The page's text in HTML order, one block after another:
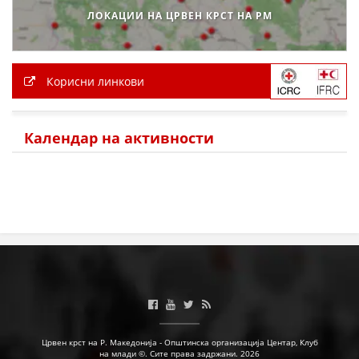
МЕЃУНАРОДНА СОРАБОТКА
ЗНАЧЕЊЕ НА СЛУЖБАТА ЗА БАРАЊЕ
ЗДРАВСТВЕНО ПРЕВЕНТИВНА ДЕЈНОСТ
ЛОКАЦИИ НА ЦРВЕН КРСТ НА РМ
Корисни линкови
Календар на активности
Црвен крст на Р. Македонија - Општинска организација Центар, Клуб
на млади ©. Сите права задржани. 2026